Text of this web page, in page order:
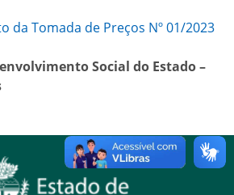
da Tomada de Preços Nº 01/2023
Social do Estado –